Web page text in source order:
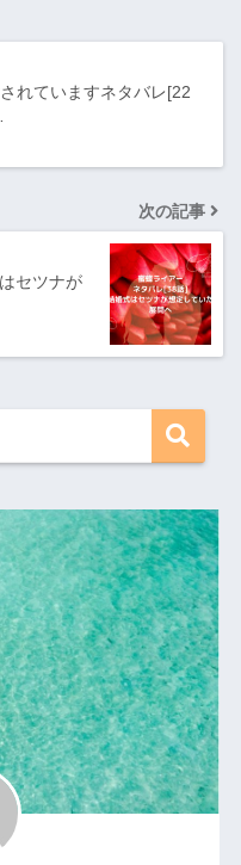
れていますネタバレ[22
次の記事
セツナが